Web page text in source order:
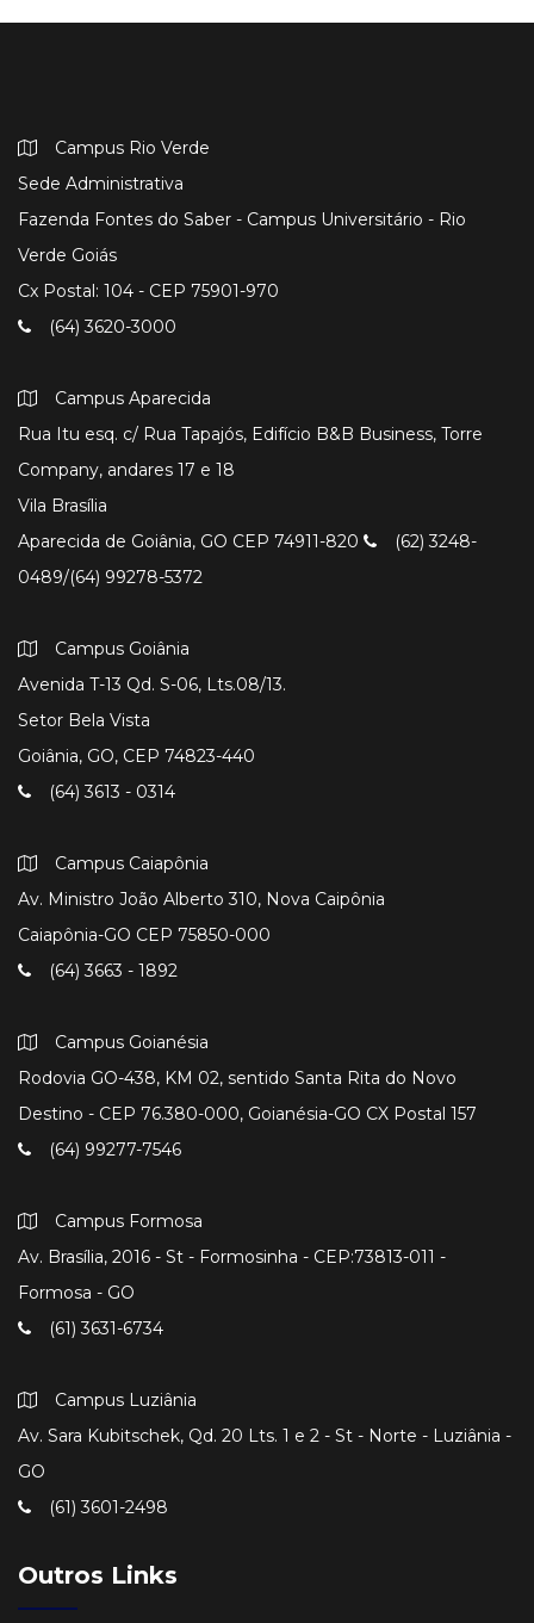
Campus Rio Verde
Sede Administrativa
Fazenda Fontes do Saber - Campus Universitário - Rio
Verde Goiás
Cx Postal: 104 - CEP 75901-970
(64) 3620-3000
Campus Aparecida
Rua Itu esq. c/ Rua Tapajós, Edifício B&B Business, Torre
Company, andares 17 e 18
Vila Brasília
Aparecida de Goiânia, GO CEP 74911-820
(62) 3248-
0489/(64) 99278-5372
Campus Goiânia
Avenida T-13 Qd. S-06, Lts.08/13.
Setor Bela Vista
Goiânia, GO, CEP 74823-440
(64) 3613 - 0314
Campus Caiapônia
Av. Ministro João Alberto 310, Nova Caipônia
Caiapônia-GO CEP 75850-000
(64) 3663 - 1892
Campus Goianésia
Rodovia GO-438, KM 02, sentido Santa Rita do Novo
Destino - CEP 76.380-000, Goianésia-GO CX Postal 157
(64) 99277-7546
Campus Formosa
Av. Brasília, 2016 - St - Formosinha - CEP:73813-011 -
Formosa - GO
(61) 3631-6734
Campus Luziânia
Av. Sara Kubitschek, Qd. 20 Lts. 1 e 2 - St - Norte - Luziânia -
GO
(61) 3601-2498
Outros Links